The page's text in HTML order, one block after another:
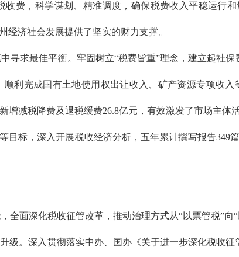
，科学谋划、精准调度，确保税费收入平稳运行和
经济社会发展提供了坚实的财力支撑。
求最佳平衡。牢固树立“税费皆重”理念，建立起社保
利完成国有土地使用权出让收入、矿产资源专项收
减税降费及退税缓费26.8亿元，有效激发了市场主体活
标，深入开展税收经济分析，五年累计撰写报告349
面深化税收征管改革，推动治理方式从“以票管税”向“
。深入贯彻落实中办、国办《关于进一步深化税收征